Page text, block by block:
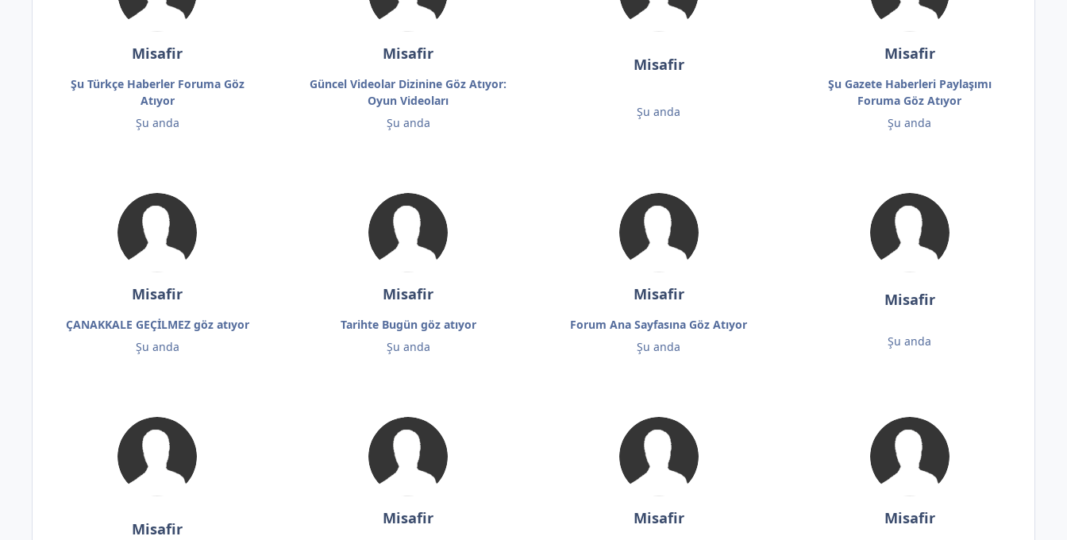
Misafir
Şu Türkçe Haberler Foruma Göz
Atıyor
Şu anda
Misafir
Güncel Videolar Dizinine Göz Atıyor:
Oyun Videoları
Şu anda
Misafir
Şu anda
Misafir
Şu Gazete Haberleri Paylaşımı
Foruma Göz Atıyor
Şu anda
Misafir
ÇANAKKALE GEÇİLMEZ göz atıyor
Şu anda
Misafir
Tarihte Bugün göz atıyor
Şu anda
Misafir
Forum Ana Sayfasına Göz Atıyor
Şu anda
Misafir
Şu anda
Misafir
Misafir Misafir Misafir